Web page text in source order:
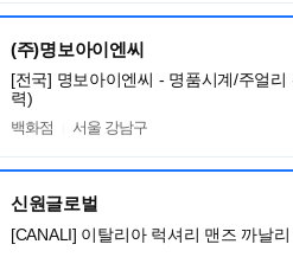
(주)명보아이엔씨
[전국] 명보아이엔씨 - 명품시계/주얼
력)
백화점 서울 강남구
신원글로벌
[CANALI] 이탈리아 럭셔리 맨즈 까날